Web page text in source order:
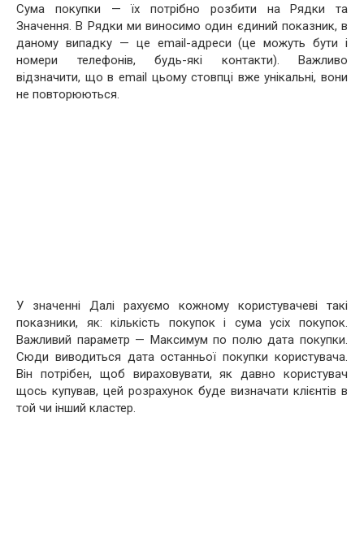
Сума покупки — їх потрібно розбити на Рядки та
Значення. В Рядки ми виносимо один єдиний показник, в
даному випадку — це email-адреси (це можуть бути і
номери телефонів, будь-які контакти). Важливо
відзначити, що в email цьому стовпці вже унікальні, вони
не повторюються.
У значенні Далі рахуємо кожному користувачеві такі
показники, як: кількість покупок і сума усіх покупок.
Важливий параметр — Максимум по полю дата покупки.
Сюди виводиться дата останньої покупки користувача.
Він потрібен, щоб вираховувати, як давно користувач
щось купував, цей розрахунок буде визначати клієнтів в
той чи інший кластер.